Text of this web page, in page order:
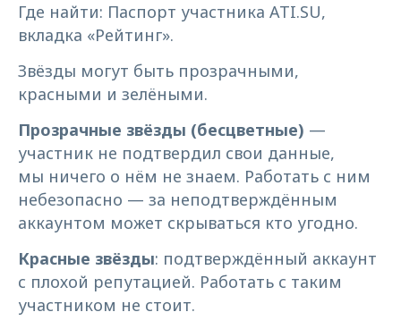
Где найти: Паспорт участника ATI.SU,
вкладка «Рейтинг».
Звёзды могут быть прозрачными,
красными и зелёными.
Прозрачные звёзды (бесцветные) —
участник не подтвердил свои данные,
мы ничего о нём не знаем. Работать с ним
небезопасно — за неподтверждённым
аккаунтом может скрываться кто угодно.
Красные звёзды: подтверждённый аккаунт
с плохой репутацией. Работать с таким
участником не стоит.